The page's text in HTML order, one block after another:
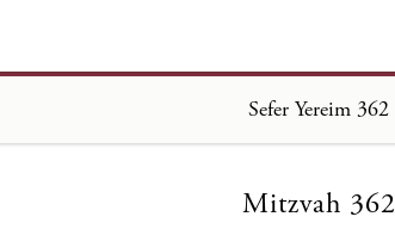
Sefer Yereim 362
Mitzvah 362